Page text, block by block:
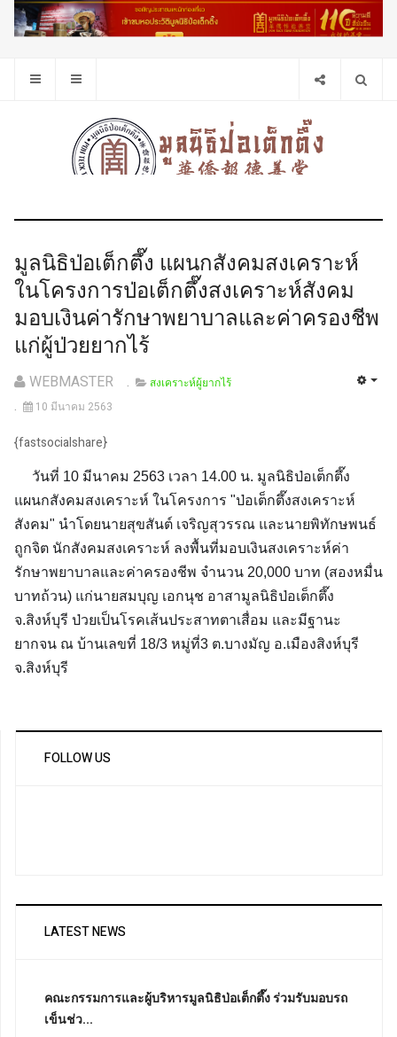
มูลนิธิป่อเต็กตึ๊ง แผนกสังคมสงเคราะห์
ในโครงการป่อเต็กตึ๊งสงเคราะห์สังคม
มอบเงินค่ารักษาพยาบาลและค่าครองชีพ
แก่ผู้ป่วยยากไร้
WEBMASTER
สงเคราะห์ผู้ยากไร้
10 มีนาคม 2563
{fastsocialshare}
วันที่ 10 มีนาคม 2563 เวลา 14.00 น. มูลนิธิป่อเต็กตึ๊ง
แผนกสังคมสงเคราะห์ ในโครงการ "ป่อเต็กตึ๊งสงเคราะห์
สังคม" นำโดยนายสุขสันต์ เจริญสุวรรณ และนายพิทักษพนธ์
ถูกจิต นักสังคมสงเคราะห์ ลงพื้นที่มอบเงินสงเคราะห์ค่า
รักษาพยาบาลและค่าครองชีพ จำนวน 20,000 บาท (สองหมื่น
บาทถ้วน) แก่นายสมบุญ เอกนุช อาสามูลนิธิป่อเต็กตึ๊ง
จ.สิงห์บุรี ป่วยเป็นโรคเส้นประสาทตาเสื่อม และมีฐานะ
ยากจน ณ บ้านเลขที่ 18/3 หมู่ที่3 ต.บางมัญ อ.เมืองสิงห์บุรี
จ.สิงห์บุรี
FOLLOW US
LATEST NEWS
คณะกรรมการและผู้บริหารมูลนิธิป่อเต็กตึ๊ง ร่วมรับมอบรถ
เข็นช่ว...